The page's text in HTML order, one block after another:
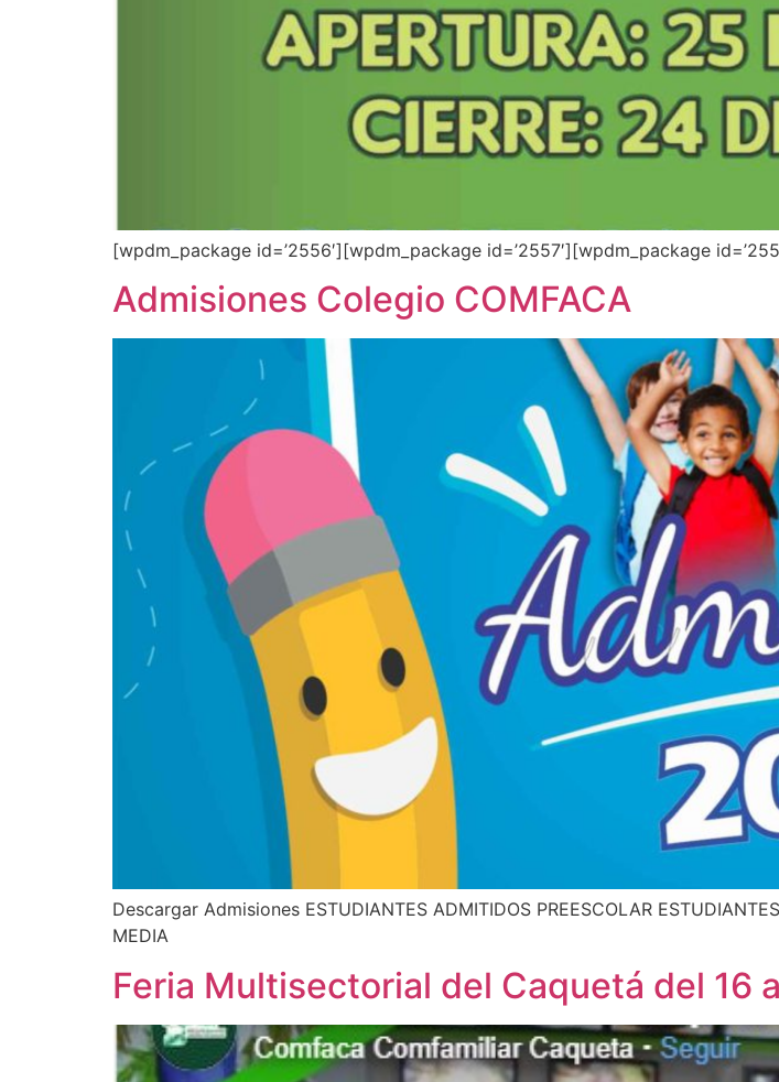
[wpdm_package id=’2556′][wpdm_package id=’2557′][wpdm_package
Admisiones Colegio COMFACA
Descargar Admisiones ESTUDIANTES ADMITIDOS PREESCOLAR
MEDIA
Feria Multisectorial del Caquetá del 16